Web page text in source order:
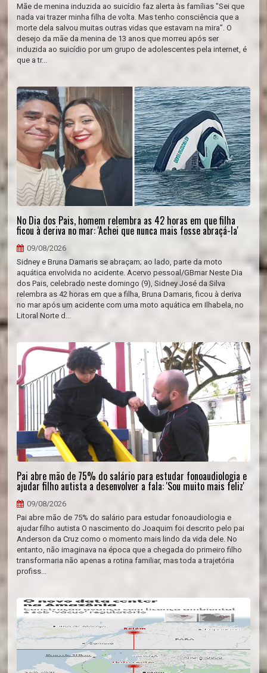
Mãe de menina induzida ao suicídio faz alerta às famílias "Sei que
nada vai trazer minha filha de volta. Mas tenho consciência que a
morte dela salvou muitas outras vidas que estavam na mira”. O
desejo da mãe da menina de 13 anos que morreu após ser
induzida ao suicídio por um grupo de adolescentes pela internet, é
que a tr...
No Dia dos Pais, homem relembra as 42 horas em que filha
ficou à deriva no mar: 'Achei que nunca mais fosse abraçá-la'
09/08/2026
Sidney e Bruna Damaris se abraçam; ao lado, parte da moto
aquática envolvida no acidente. Acervo pessoal/GBmar Neste Dia
dos Pais, celebrado neste domingo (9), Sidney José da Silva
relembra as 42 horas em que a filha, Bruna Damaris, ficou à deriva
no mar após um acidente com uma moto aquática em Ilhabela, no
Litoral Norte d...
Pai abre mão de 75% do salário para estudar fonoaudiologia e
ajudar filho autista a desenvolver a fala: 'Sou muito mais feliz'
09/08/2026
Pai abre mão de 75% do salário para estudar fonoaudiologia e
ajudar filho autista O nascimento do Joaquim foi descrito pelo pai
Anderson da Cruz como o momento mais lindo da vida dele. No
entanto, não imaginava na época que a chegada do primeiro filho
transformaria não apenas a rotina familiar, mas toda a trajetória
profiss...